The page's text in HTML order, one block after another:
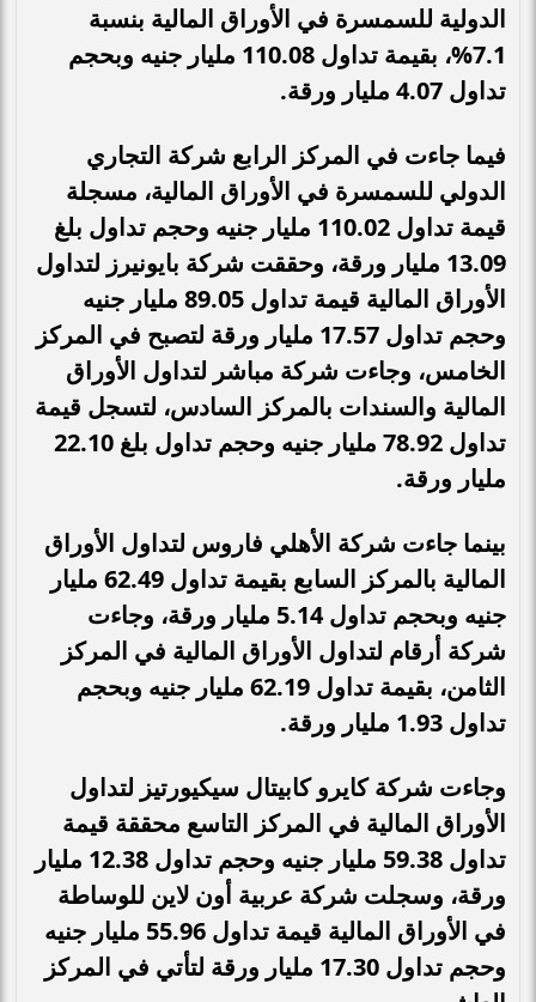
الدولية للسمسرة في الأوراق المالية بنسبة
7.1%، بقيمة تداول 110.08 مليار جنيه وبحجم
تداول 4.07 مليار ورقة.
فيما جاءت في المركز الرابع شركة التجاري
الدولي للسمسرة في الأوراق المالية، مسجلة
قيمة تداول 110.02 مليار جنيه وحجم تداول بلغ
13.09 مليار ورقة، وحققت شركة بايونيرز لتداول
الأوراق المالية قيمة تداول 89.05 مليار جنيه
وحجم تداول 17.57 مليار ورقة لتصبح في المركز
الخامس، وجاءت شركة مباشر لتداول الأوراق
المالية والسندات بالمركز السادس، لتسجل قيمة
تداول 78.92 مليار جنيه وحجم تداول بلغ 22.10
مليار ورقة.
بينما جاءت شركة الأهلي فاروس لتداول الأوراق
المالية بالمركز السابع بقيمة تداول 62.49 مليار
جنيه وبحجم تداول 5.14 مليار ورقة، وجاءت
شركة أرقام لتداول الأوراق المالية في المركز
الثامن، بقيمة تداول 62.19 مليار جنيه وبحجم
تداول 1.93 مليار ورقة.
وجاءت شركة كايرو كابيتال سيكيورتيز لتداول
الأوراق المالية في المركز التاسع محققة قيمة
تداول 59.38 مليار جنيه وحجم تداول 12.38 مليار
ورقة، وسجلت شركة عربية أون لاين للوساطة
في الأوراق المالية قيمة تداول 55.96 مليار جنيه
وحجم تداول 17.30 مليار ورقة لتأتي في المركز